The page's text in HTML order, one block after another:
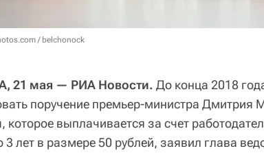
/ belchonock
21 мая — РИА Новости. До конца 2018
поручение премьер-министра Дмитрия
которое выплачивается за счет
3 лет в размере 50 рублей, заявил глава